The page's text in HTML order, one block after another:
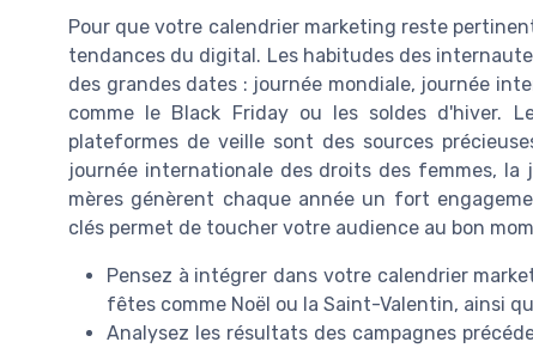
Pour que votre calendrier marketing reste
tendances du digital. Les habitudes des
des grandes dates : journée mondiale, journée
comme le Black Friday ou les soldes d'hiver.
plateformes de veille sont des sources
journée internationale des droits des femmes,
mères génèrent chaque année un fort
clés permet de toucher votre audience au bon
Pensez à intégrer dans votre calendrier
fêtes comme Noël ou la Saint-Valentin, ainsi
Analysez les résultats des campagnes